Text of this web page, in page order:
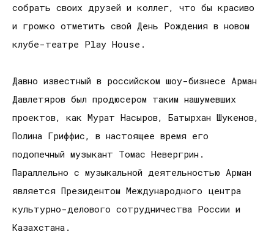
собрать своих друзей и коллег, что бы красиво
и громко отметить свой День Рождения в новом
клубе-театре Play House.
Давно известный в российском шоу-бизнесе Арман
Давлетяров был продюсером таким нашумевших
проектов, как Мурат Насыров, Батырхан Шукенов,
Полина Гриффис, в настоящее время его
подопечный музыкант Томас Невергрин.
Параллельно с музыкальной деятельностью Арман
является Президентом Международного центра
культурно-делового сотрудничества России и
Казахстана.